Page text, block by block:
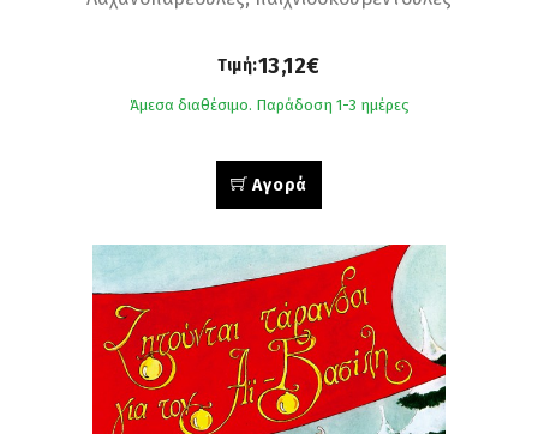
Τιμή:13,12€
Άμεσα διαθέσιμο. Παράδοση 1-3 ημέρες
Αγορά